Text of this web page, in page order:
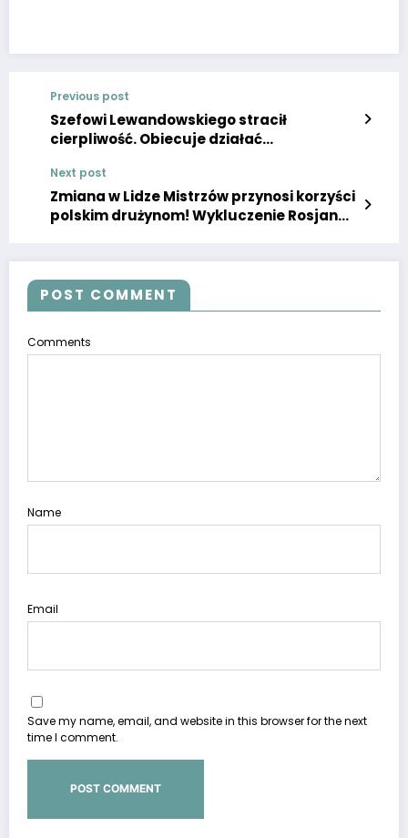
Previous post
Szefowi Lewandowskiego stracił
cierpliwość. Obiecuje działać
Next post
Zmiana w Lidze Mistrzów przynosi korzyści
polskim drużynom! Wykluczenie Rosjan
POST COMMENT
Comments
Name
Email
Save my name, email, and website in this browser for the next
time I comment.